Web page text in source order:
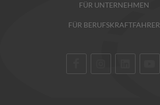
FÜR UNTERNEHMEN
FÜR BERUFSKRAFTFAHRER